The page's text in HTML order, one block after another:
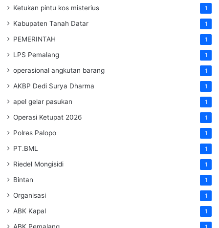
Ketukan pintu kos misterius 1
Kabupaten Tanah Datar 1
PEMERINTAH 1
LPS Pemalang 1
operasional angkutan barang 1
AKBP Dedi Surya Dharma 1
apel gelar pasukan 1
Operasi Ketupat 2026 1
Polres Palopo 1
PT.BML 1
Riedel Mongisidi 1
Bintan 1
Organisasi 1
ABK Kapal 1
ABK Pemalang